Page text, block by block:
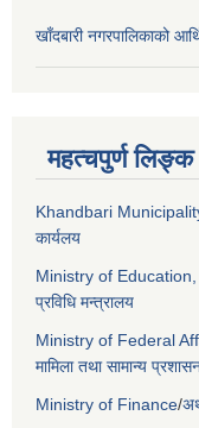
खाँदबारी नगरपालिकाको
महत्चपुर्ण लिङ्क
Khandbari
कार्यलय
Ministry of
प्रविधि मन्त्रालय
Ministry of Federal
मामिला तथा सामान्य
Ministry of Finance/